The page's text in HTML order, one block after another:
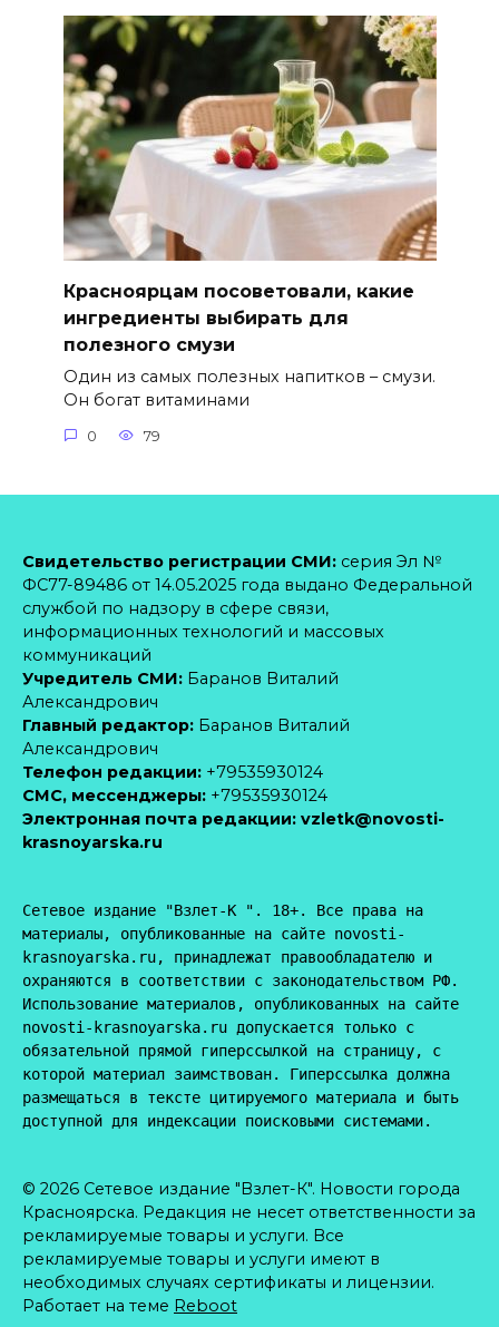
Красноярцам посоветовали, какие
ингредиенты выбирать для
полезного смузи
Один из самых полезных напитков – смузи.
Он богат витаминами
0 79
Свидетельство регистрации СМИ: серия Эл №
ФС77-89486 от 14.05.2025 года выдано Федеральной
службой по надзору в сфере связи,
информационных технологий и массовых
коммуникаций
Учредитель СМИ: Баранов Виталий
Александрович
Главный редактор: Баранов Виталий
Александрович
Телефон редакции: +79535930124
CМС, мессенджеры: +79535930124
Электронная почта редакции: vzletk@novosti-
krasnoyarska.ru
Сетевое издание "Взлет-К ". 18+. Все права на
материалы, опубликованные на сайте novosti-
krasnoyarska.ru, принадлежат правообладателю и
охраняются в соответствии с законодательством РФ.
Использование материалов, опубликованных на сайте
novosti-krasnoyarska.ru допускается только с
обязательной прямой гиперссылкой на страницу, с
которой материал заимствован. Гиперссылка должна
размещаться в тексте цитируемого материала и быть
доступной для индексации поисковыми системами.
© 2026 Сетевое издание "Взлет-К". Новости города
Красноярска. Редакция не несет ответственности за
рекламируемые товары и услуги. Все
рекламируемые товары и услуги имеют в
необходимых случаях сертификаты и лицензии.
Работает на теме Reboot